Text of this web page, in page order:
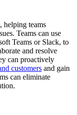
helping teams
Teams can use
Teams or Slack, to
and resolve
can proactively
customers and gain
can eliminate